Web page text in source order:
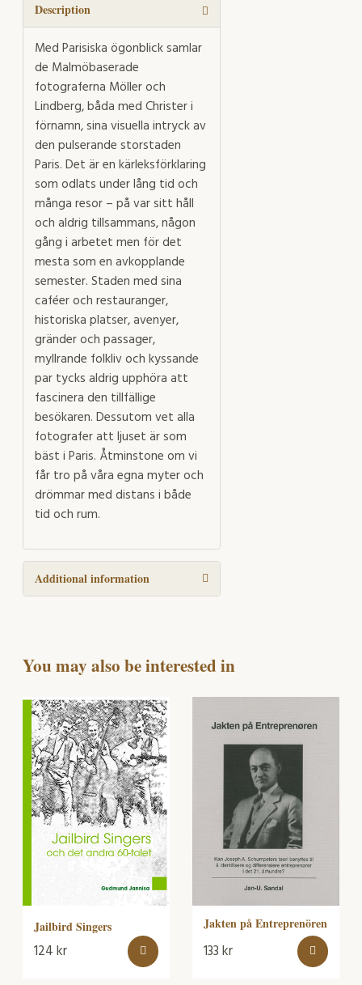
Description
Med Parisiska ögonblick samlar
de Malmöbaserade
fotograferna Möller och
Lindberg, båda med Christer i
förnamn, sina visuella intryck av
den pulserande storstaden
Paris. Det är en kärleksförklaring
som odlats under lång tid och
många resor – på var sitt håll
och aldrig tillsammans, någon
gång i arbetet men för det
mesta som en avkopplande
semester. Staden med sina
caféer och restauranger,
historiska platser, avenyer,
gränder och passager,
myllrande folkliv och kyssande
par tycks aldrig upphöra att
fascinera den tillfällige
besökaren. Dessutom vet alla
fotografer att ljuset är som
bäst i Paris. Åtminstone om vi
får tro på våra egna myter och
drömmar med distans i både
tid och rum.
Additional information
You may also be interested in
Jailbird Singers
124kr
Jakten på Entreprenören
133kr